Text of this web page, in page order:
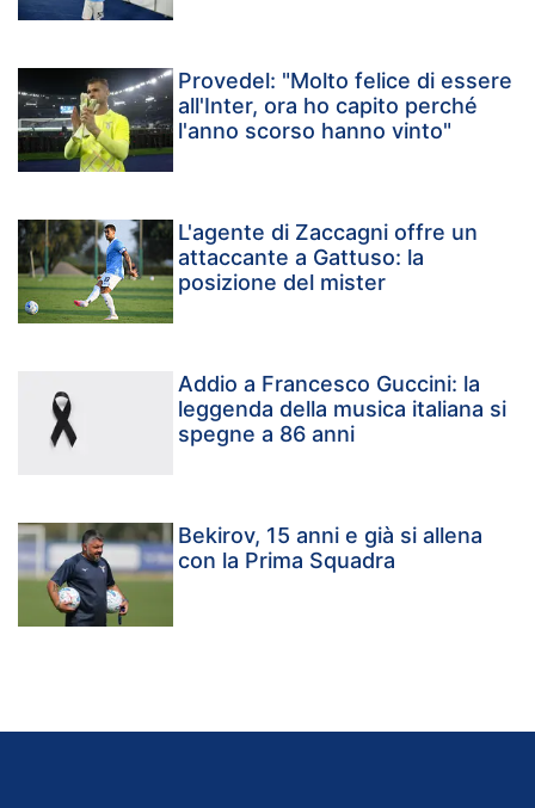
Provedel: "Molto felice di essere
all'Inter, ora ho capito perché
l'anno scorso hanno vinto"
L'agente di Zaccagni offre un
attaccante a Gattuso: la
posizione del mister
Addio a Francesco Guccini: la
leggenda della musica italiana si
spegne a 86 anni
Bekirov, 15 anni e già si allena
con la Prima Squadra